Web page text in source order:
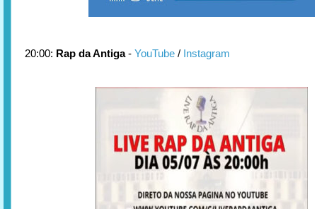
20:00: Rap da Antiga- YouTube / Instagram